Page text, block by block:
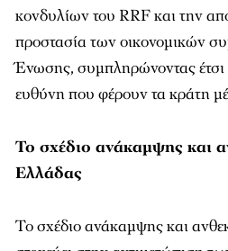
κονδυλίων του RRF και την
προστασία των οικονομικών
Ένωσης, συμπληρώνοντας
ευθύνη που φέρουν τα κράτη
Το σχέδιο ανάκαμψης και
Ελλάδας
Το σχέδιο ανάκαμψης και